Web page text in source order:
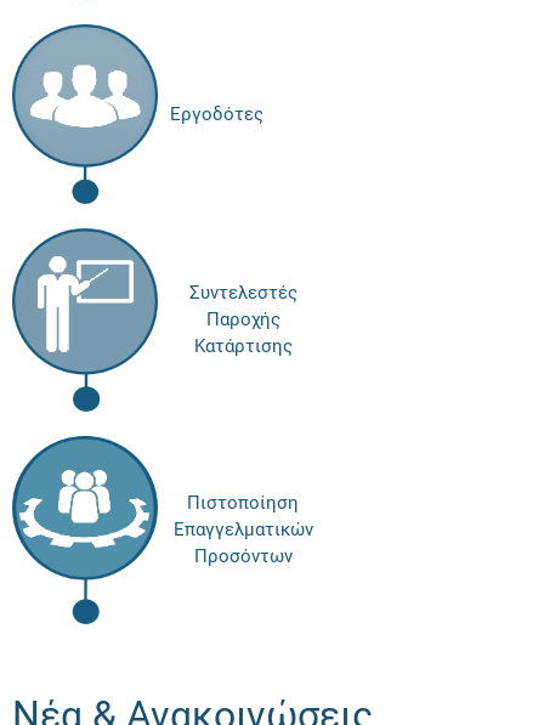
Εργοδότες
Συντελεστές
Παροχής
Κατάρτισης
Πιστοποίηση
Επαγγελματικών
Προσόντων
Νέα & Ανακοινώσεις